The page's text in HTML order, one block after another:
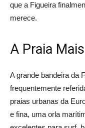
que a Figueira
merece.
A Praia
A grande bandeira da
frequentemente
praias urbanas da
e fina, uma orla